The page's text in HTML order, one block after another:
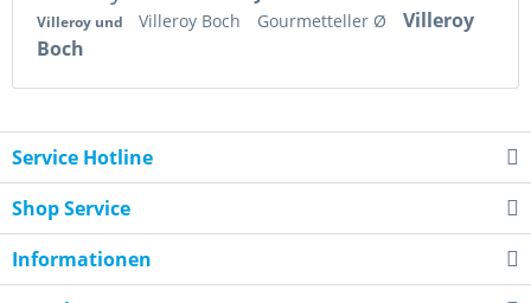
Villeroy und
Villeroy Boch Gourmetteller Ø
Villeroy
Boch
Service Hotline
Shop Service
Informationen